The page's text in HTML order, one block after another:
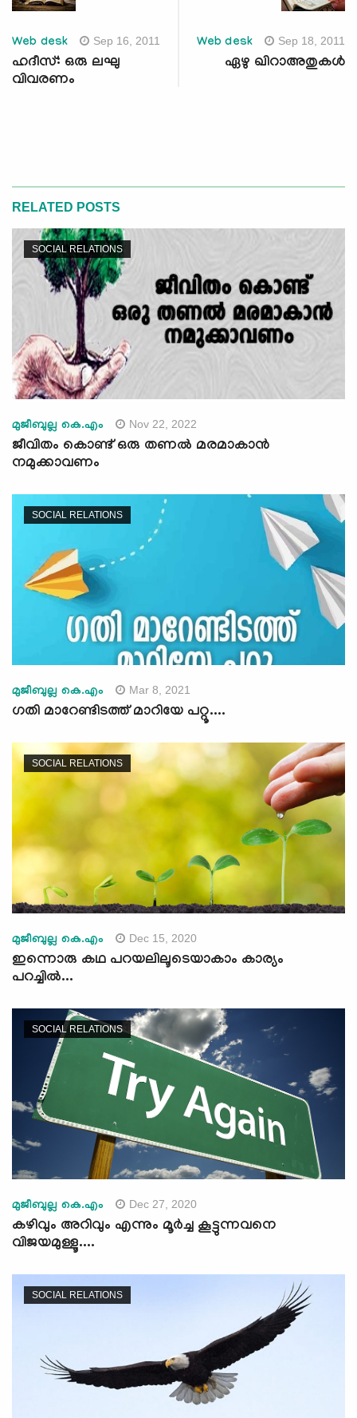
Web desk Sep 16, 2011
ഹദീസ്: ഒരു ലഘു
വിവരണം
Web desk Sep 18, 2011
ഏഴു ഖിറാഅതുകള്‍
RELATED POSTS
SOCIAL RELATIONS
മുജീബുല്ല കെ.എം Nov 22, 2022
ജീവിതം കൊണ്ട് ഒരു തണൽ മരമാകാൻ
നമുക്കാവണം
SOCIAL RELATIONS
മുജീബുല്ല കെ.എം Mar 8, 2021
ഗതി മാറേണ്ടിടത്ത് മാറിയേ പറ്റൂ....
SOCIAL RELATIONS
മുജീബുല്ല കെ.എം Dec 15, 2020
ഇന്നൊരു കഥ പറയലിലൂടെയാകാം കാര്യം
പറച്ചിൽ...
SOCIAL RELATIONS
മുജീബുല്ല കെ.എം Dec 27, 2020
കഴിവും അറിവും എന്നും മൂർച്ച കൂട്ടുന്നവനെ
വിജയമുള്ളൂ....
SOCIAL RELATIONS